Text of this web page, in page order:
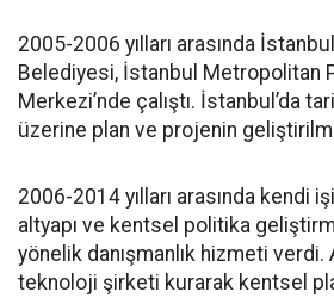
2005-2006 yılları arasında
Belediyesi, İstanbul Metropolitan
Merkezi’nde çalıştı. İstanbul’da
üzerine plan ve projenin
2006-2014 yılları arasında kendi
altyapı ve kentsel politika
yönelik danışmanlık hizmeti verdi.
teknoloji şirketi kurarak kentsel